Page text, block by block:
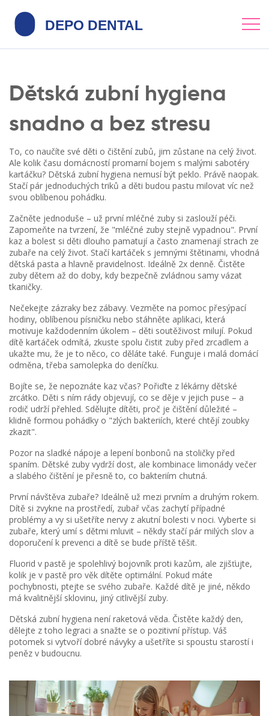
Dětská zubní hygiena
snadno a bez stresu
To, co naučíte své děti o čištění zubů, jim zůstane na celý život.
Ale kolik času domácností promarní bojem s malými sabotéry
kartáčku? Dětská zubní hygiena nemusí být peklo. Právě naopak.
Stačí pár jednoduchých triků a děti budou pastu milovat víc než
svou oblíbenou pohádku.
Začněte jednoduše – už první mléčné zuby si zaslouží péči.
Zapomeňte na tvrzení, že "mléčné zuby stejně vypadnou". První
kaz a bolest si děti dlouho pamatují a často znamenají strach ze
zubaře na celý život. Stačí kartáček s jemnými štětinami, vhodná
dětská pasta a hlavně pravidelnost. Ideálně 2x denně. Čistěte
zuby dětem až do doby, kdy bezpečně zvládnou samy vázat
tkaničky.
Nečekejte zázraky bez zábavy. Vezměte na pomoc přesýpací
hodiny, oblíbenou písničku nebo stáhněte aplikaci, která
motivuje každodenním úkolem – děti soutěživost milují. Pokud
dítě kartáček odmítá, zkuste spolu čistit zuby před zrcadlem a
ukažte mu, že je to něco, co děláte také. Funguje i malá domácí
odměna, třeba samolepka do deníčku.
Bojíte se, že nepoznáte kaz včas? Pořiďte z lékárny dětské
zrcátko. Děti s ním rády objevují, co se děje v jejich puse – a
rodič udrží přehled. Sdělujte dítěti, proč je čištění důležité –
klidně formou pohádky o "zlých bakteriích, které chtějí zoubky
zkazit".
Pozor na sladké nápoje a lepení bonbonů na stoličky před
spaním. Dětské zuby vydrží dost, ale kombinace limonády večer
a slabého čištění je přesně to, co bakteriím chutná.
První návštěva zubaře? Ideálně už mezi prvním a druhým rokem.
Dítě si zvykne na prostředí, zubař včas zachytí případné
problémy a vy si ušetříte nervy z akutní bolesti v noci. Vyberte si
zubaře, který umí s dětmi mluvit – někdy stačí pár milých slov a
doporučení k prevenci a dítě se bude příště těšit.
Fluorid v pastě je spolehlivý bojovník proti kazům, ale zjišťujte,
kolik je v pastě pro věk dítěte optimální. Pokud máte
pochybnosti, ptejte se svého zubaře. Každé dítě je jiné, někdo
má kvalitnější sklovinu, jiný citlivější zuby.
Dětská zubní hygiena není raketová věda. Čistěte každý den,
dělejte z toho legraci a snažte se o pozitivní přístup. Váš
potomek si vytvoří dobré návyky a ušetříte si spoustu starostí i
peněz v budoucnu.